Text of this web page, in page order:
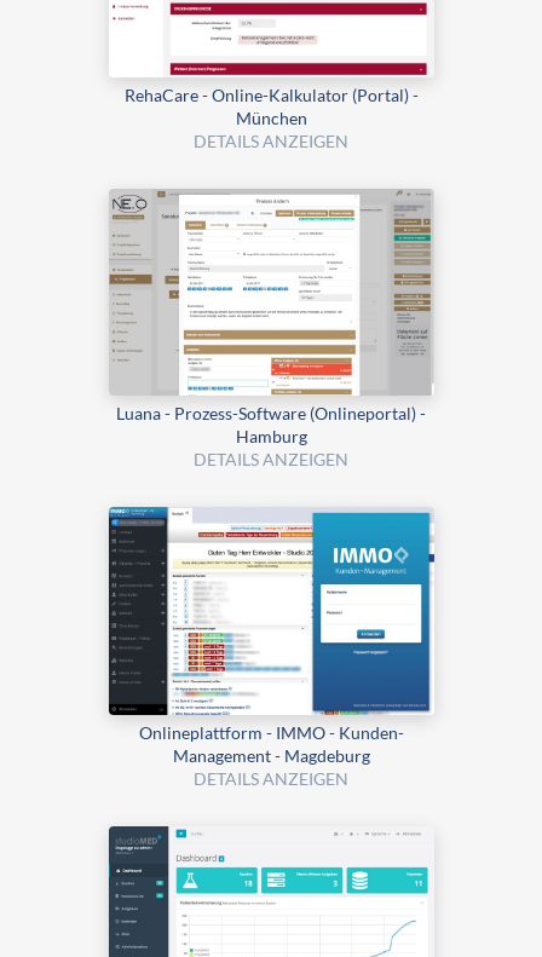
RehaCare - Online-Kalkulator (Portal) -
München
DETAILS ANZEIGEN
Luana - Prozess-Software (Onlineportal) -
Hamburg
DETAILS ANZEIGEN
Onlineplattform - IMMO - Kunden-
Management - Magdeburg
DETAILS ANZEIGEN